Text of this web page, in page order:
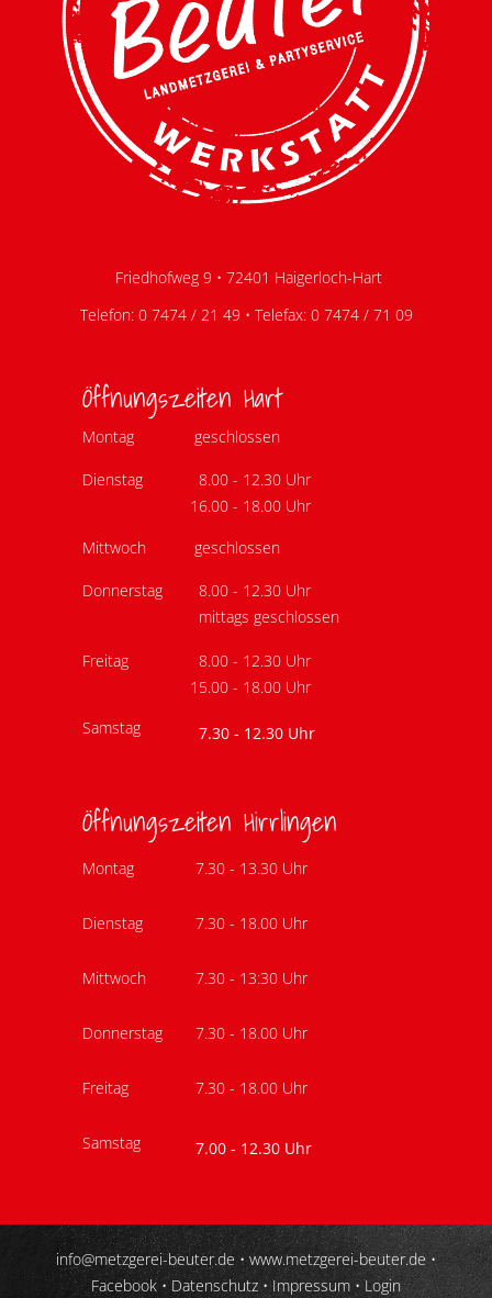
Friedhofweg 9 • 72401 Haigerloch-Hart
Telefon: 0 7474 / 21 49 • Telefax: 0 7474 / 71 09
Öffnungszeiten Hart
Montag geschlossen
Dienstag
8.00 - 12.30 Uhr
16.00 - 18.00 Uhr
Mittwoch
geschlossen
Donnerstag
8.00 - 12.30 Uhr
mittags geschlossen
Freitag
8.00 - 12.30 Uhr
15.00 - 18.00 Uhr
Samstag
7.30 - 12.30 Uhr
Öffnungszeiten Hirrlingen
Montag 7.30 - 13.30 Uhr
Dienstag 7.30 - 18.00 Uhr
Mittwoch 7.30 - 13:30 Uhr
Donnerstag 7.30 - 18.00 Uhr
Freitag 7.30 - 18.00 Uhr
Samstag 7.00 - 12.30 Uhr
info@metzgerei-beuter.de • www.metzgerei-beuter.de•
Facebook • Datenschutz •Impressum •Login